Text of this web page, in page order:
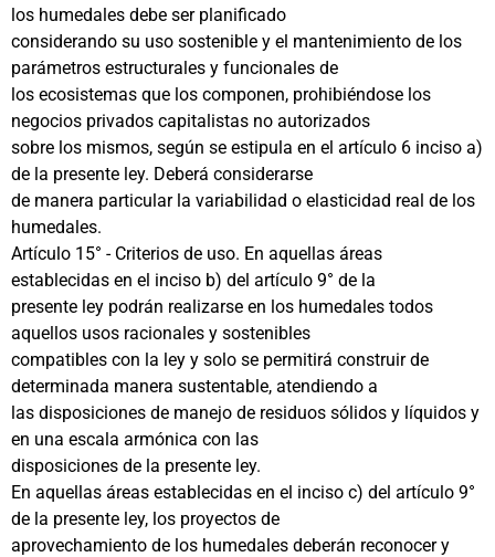
los humedales debe ser planificado
considerando su uso sostenible y el mantenimiento de los
parámetros estructurales y funcionales de
los ecosistemas que los componen, prohibiéndose los
negocios privados capitalistas no autorizados
sobre los mismos, según se estipula en el artículo 6 inciso a)
de la presente ley. Deberá considerarse
de manera particular la variabilidad o elasticidad real de los
humedales.
Artículo 15° - Criterios de uso. En aquellas áreas
establecidas en el inciso b) del artículo 9° de la
presente ley podrán realizarse en los humedales todos
aquellos usos racionales y sostenibles
compatibles con la ley y solo se permitirá construir de
determinada manera sustentable, atendiendo a
las disposiciones de manejo de residuos sólidos y líquidos y
en una escala armónica con las
disposiciones de la presente ley.
En aquellas áreas establecidas en el inciso c) del artículo 9°
de la presente ley, los proyectos de
aprovechamiento de los humedales deberán reconocer y